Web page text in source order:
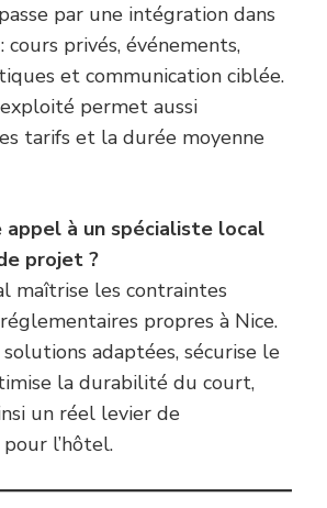
par une intégration dans
cours privés, événements,
et communication ciblée.
permet aussi
tarifs et la durée moyenne
appel à un spécialiste local
projet ?
maîtrise les contraintes
propres à Nice.
adaptées, sécurise le
la durabilité du court,
un réel levier de
l’hôtel.